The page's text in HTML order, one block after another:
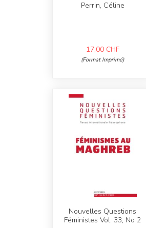
Perrin, Céline
17,00 CHF
(Format Imprimé)
Nouvelles Questions
Féministes Vol. 33, No 2